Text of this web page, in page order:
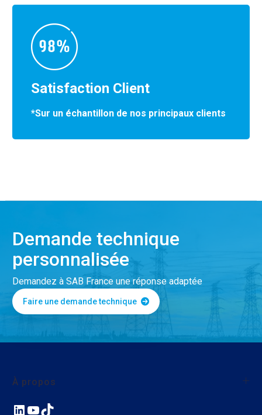
Satisfaction Client
*Sur un échantillon de nos principaux clients
Demande technique
personnalisée
Demandez à SAB France une réponse adaptée
Faire une demande technique
À propos
À propos de SAB France
LinkedIn
YouTube
TikTok